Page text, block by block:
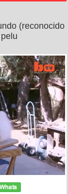
(reconocido